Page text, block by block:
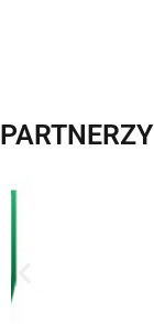
PARTNERZY